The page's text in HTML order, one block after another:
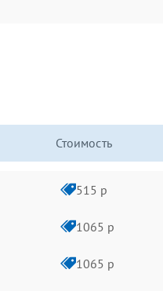
Стоимость
515 р
1065 р
1065 р